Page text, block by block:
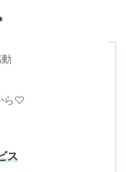
ら♡
ス